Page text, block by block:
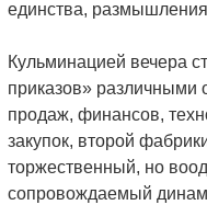
Кульминацией вечера
приказов» различными
продаж, финансов,
закупок, второй
торжественный, но
сопровождаемый